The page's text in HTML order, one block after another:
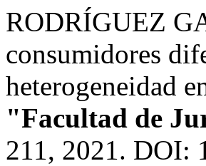
RODRÍGUEZ
consumidores
heterogeneidad
"Facultad de
211, 2021. DOI: